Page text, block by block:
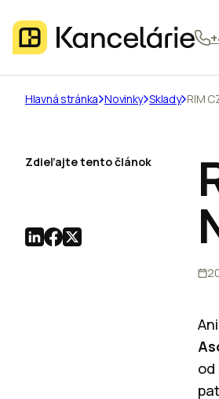
Hlavná stránka Novinky Sklady RIM
od
Zdieľajte tento článok